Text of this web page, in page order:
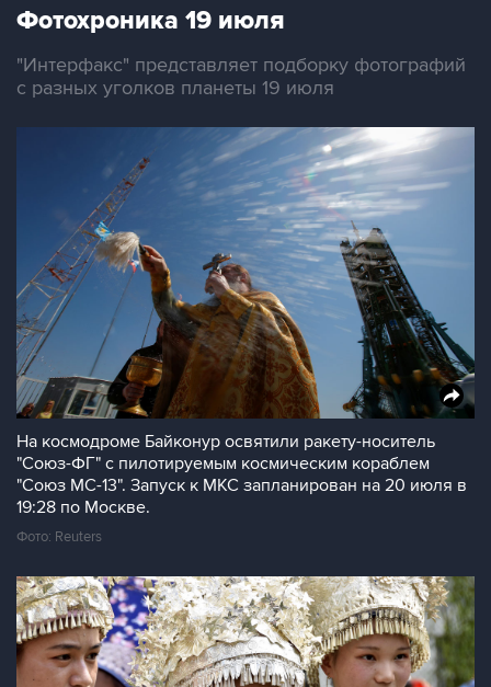
Фотохроника 19 июля
"Интерфакс" представляет подборку фотографий
с разных уголков планеты 19 июля
На космодроме Байконур освятили ракету-носитель
"Союз-ФГ" с пилотируемым космическим кораблем
"Союз МС-13". Запуск к МКС запланирован на 20 июля в
19:28 по Москве.
Фото: Reuters